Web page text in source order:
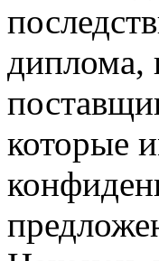
диплома,
которые